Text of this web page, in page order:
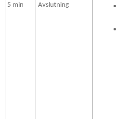
5 min Avslutning